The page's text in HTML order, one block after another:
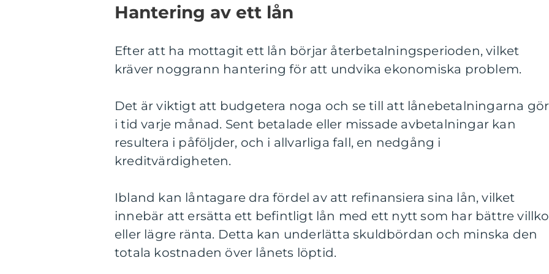
Hantering av ett lån
Efter att ha mottagit ett lån börjar återbetalningsperioden, vilket
kräver noggrann hantering för att undvika ekonomiska problem.
Det är viktigt att budgetera noga och se till att lånebetalningarna
i tid varje månad. Sent betalade eller missade avbetalningar kan
resultera i påföljder, och i allvarliga fall, en nedgång i
kreditvärdigheten.
Ibland kan låntagare dra fördel av att refinansiera sina lån, vilket
innebär att ersätta ett befintligt lån med ett nytt som har bättre
eller lägre ränta. Detta kan underlätta skuldbördan och minska den
totala kostnaden över lånets löptid.